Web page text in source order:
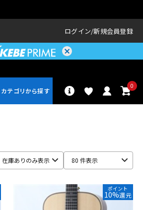
ログイン 新規会員登録
0
エフェクター
在庫ありのみ表示 80 件表示
ポイント
10%還元